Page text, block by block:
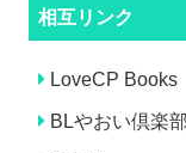
相互リンク
LoveCP Books
BLやおい倶楽部